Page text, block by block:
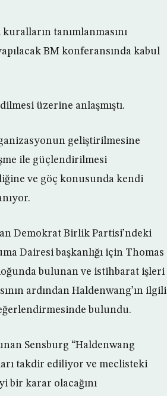
tanımlanmasını
BM konferansında kabul
üzerine anlaşmıştı.
geliştirilmesine
ile güçlendirilmesi
ve göç konusunda kendi
Demokrat Birlik Partisi’ndeki
Dairesi başkanlığı için Thomas
bulunan ve istihbarat işleri
ardından Haldenwang’ın ilgili
bulundu.
Sensburg “Haldenwang
takdir ediliyor ve meclisteki
bir karar olacağını